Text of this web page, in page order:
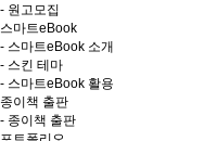
- 원고모집
스마트eBook
- 스마트eBook 소개
- 스킨 테마
- 스마트eBook 활용
종이책 출판
- 종이책 출판